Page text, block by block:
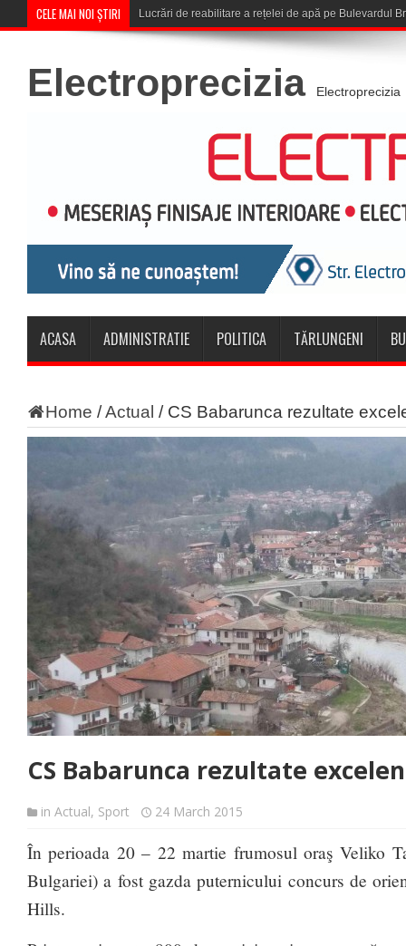
CELE MAI NOI ȘTIRI Corona Brașov se califică în Turul
Electroprecizia Electroprecizia
ACASA ADMINISTRATIE POLITICA TĂRLUNGENI
Home /Actual / CS Babarunca rezultate
CS Babarunca rezultate
in Actual, Sport 24 March 2015
În perioada 20 – 22 martie frumosul oraş Veliko
Bulgariei) a fost gazda puternicului concurs de
Hills.